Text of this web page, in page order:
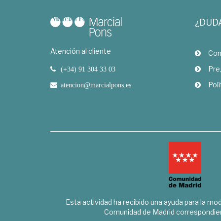
Atención al cliente
(+34) 91 304 33 03
atencion@marcialpons.es
Esta actividad ha recibido una ayuda para la
Comunidad de Madrid